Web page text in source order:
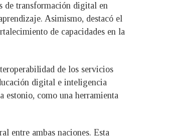
de transformación digital en
Asimismo, destacó el
de capacidades en la
de los servicios
digital e inteligencia
estonio, como una herramienta
entre ambas naciones. Esta